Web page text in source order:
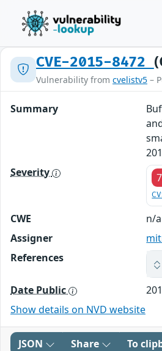
CVE-2015-8472
Vulnerability from cvelistv5 –
Summary
Severity
CWE
n/a
Assigner
References
Date Public
Show details on NVD website
JSON Share To